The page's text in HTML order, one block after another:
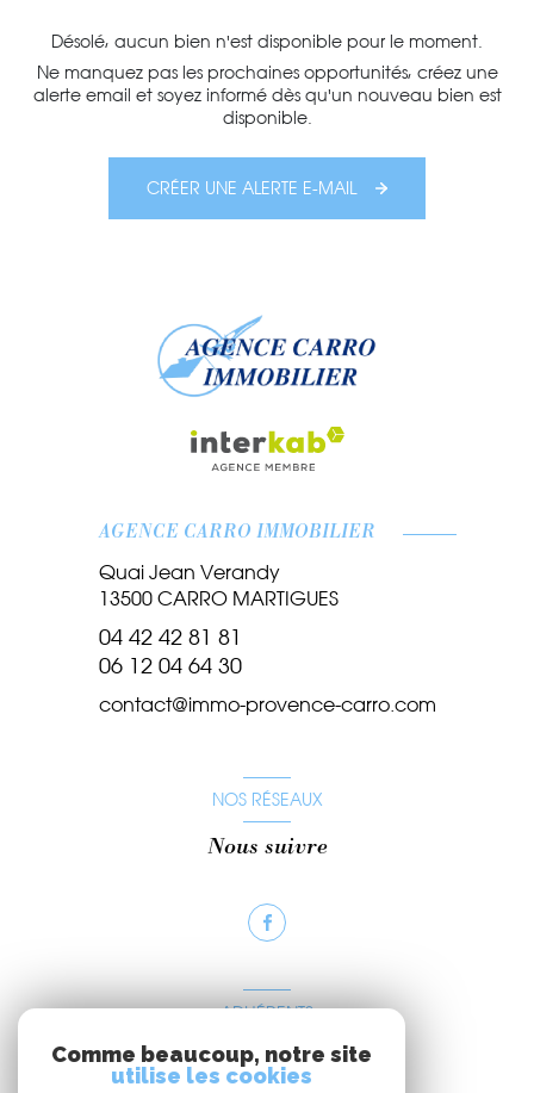
Désolé, aucun bien n'est disponible pour le moment.
Ne manquez pas les prochaines opportunités, créez une
alerte email et soyez informé dès qu'un nouveau bien est
disponible.
CRÉER UNE ALERTE E-MAIL
AGENCE CARRO IMMOBILIER
Quai Jean Verandy
13500 CARRO MARTIGUES
04 42 42 81 81
06 12 04 64 30
contact@immo-provence-carro.com
NOS RÉSEAUX
Nous suivre
ADHÉRENTS
Nous adhérons
Comme beaucoup, notre site
utilise les cookies